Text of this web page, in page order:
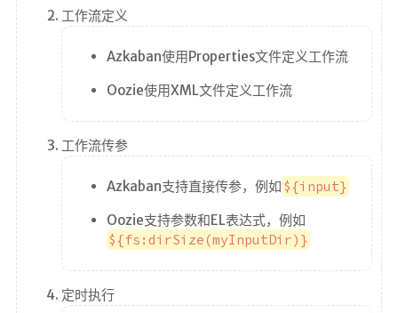
工作流定义
Azkaban使用Properties文件定义工作流
Oozie使用XML文件定义工作流
工作流传参
Azkaban支持直接传参，例如 ${input}
Oozie支持参数和EL表达式，例如
${fs:dirSize(myInputDir)}
定时执行
MAP
RSS
奖励一杯
咖啡